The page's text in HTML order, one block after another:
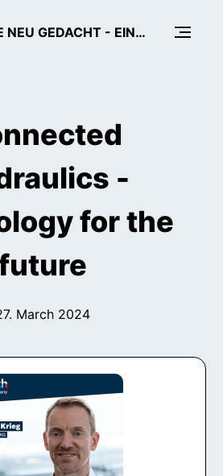
INDUSTRIE NEU GEDACHT - EIN TECH-PODCAST VON BOSCH REXROTH
-
for the
March 2024